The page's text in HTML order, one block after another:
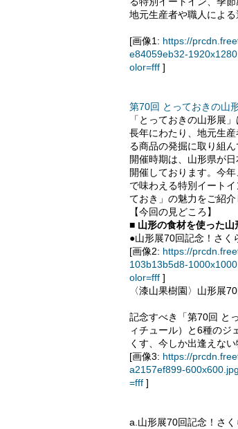
地元生産者や職人によ
[画像1: https://
e84059eb32-
olor=fff ]
第70回 とっておきの山
「とっておきの山形展
長年にわたり、地元生
る商品の発掘に取り組ん
開催時期は、山形県が
開催しております。今
で味わえる特別イート
ておき」の魅力をご紹介
【今回の見どころ】
■ 山形の食材を使った
●山形展70回記念！さく
[画像2: https://
103b13b5d8-
olor=fff ]
〈漆山果樹園〉山形展
記念すべき「第70回 と
ィチュール）と6種のジ
くす、今しか出逢えない
[画像3: https://
a2157ef899-
=fff ]
a.山形展70回記念！さ